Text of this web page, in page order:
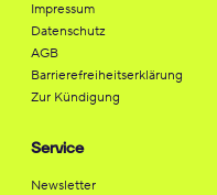
Impressum
Datenschutz
AGB
Barrierefreiheitserklärung
Zur Kündigung
Service
Newsletter